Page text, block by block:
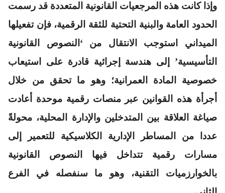
وإذا كانت هذه المرجعيات القانونية المتعددة قد رسمت
الحدود العامة والبنية التحتية للثقة الرقمية، فإن تفعيلها
الميداني استوجب الانتقال من ‘النصوص القانونية
التأسيسية’ إلى هندسة إجرائية قادرة على استيعاب
خصوصية المادة العمرانية؛ وهو ما تحقق من خلال
أجرأة هذه القوانين عبر منصات رقمية موحدة أعادت
صياغة العلاقة بين المتدخلين والإدارة المحلية، محولةً
عددا من المساطر الإدارية الكلاسيكية للتعمير إلى
مسارات رقمية تتداخل فيها النصوص القانونية
بالخوارزميات التقنية، وهو ما سنفصله في الفرع